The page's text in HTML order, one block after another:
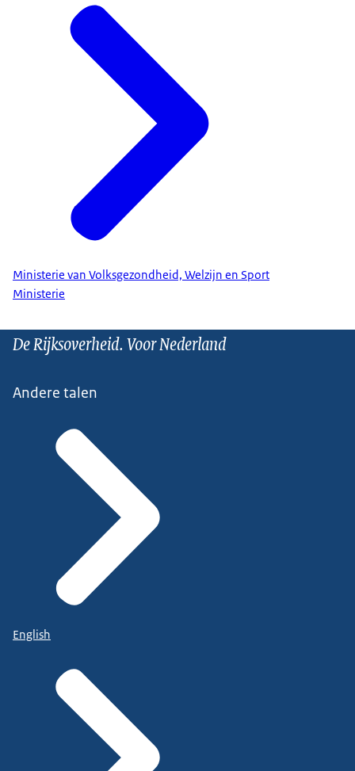
Ministerie van Volksgezondheid, Welzijn en Sport
Ministerie
De Rijksoverheid. Voor Nederland
Andere talen
English